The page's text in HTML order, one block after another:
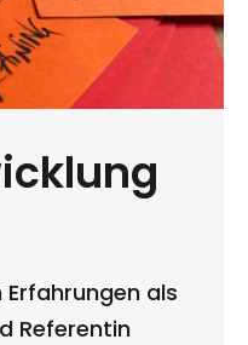
als
Referentin